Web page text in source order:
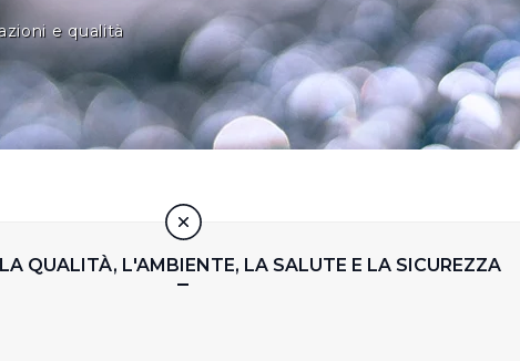
e qualità
QUALITÀ, L'AMBIENTE, LA SALUTE E LA SICUREZZA